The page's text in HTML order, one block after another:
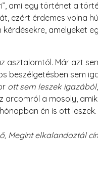
ami egy történet a
ezért érdemes volna
amelyeket
asztalomtól. Már azt
beszélgetésben sem
ott sem leszek igazából,
arcomról a mosoly,
én is ott leszek.
Megint elkalandoztál